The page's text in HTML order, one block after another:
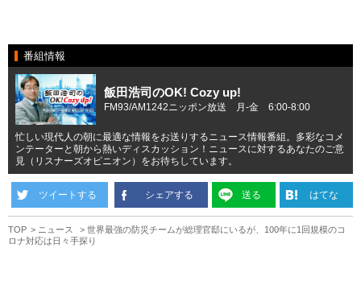
番組情報
飯田浩司のOK! Cozy up!
FM93/AM1242ニッポン放送 月-金 6:00-8:00
忙しい現代人の朝に最適な情報をお送りするニュース情報番組。多彩なコメ
ンテーターと朝から熱いディスカッション！ニュースに対するあなたのご意
見（リスナーズオピニオン）をお待ちしています。
ツイートする シェアする 送る はてな
TOP ニュース
世界最強の防災チームが総理官邸にいるが、100年に1回規模のコ
ロナ対応は日々手探り